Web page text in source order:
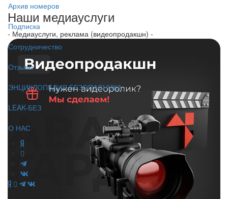
Архив номеров
Подписка
Сотрудничество
Отзывы
ЭНЦИКЛОПЕДИЯ БЕЗОПАСНИКА
LEAK-БЕЗ
О НАС
Наши медиауслуги
- Медиауслуги, реклама (видеопродакшн) -